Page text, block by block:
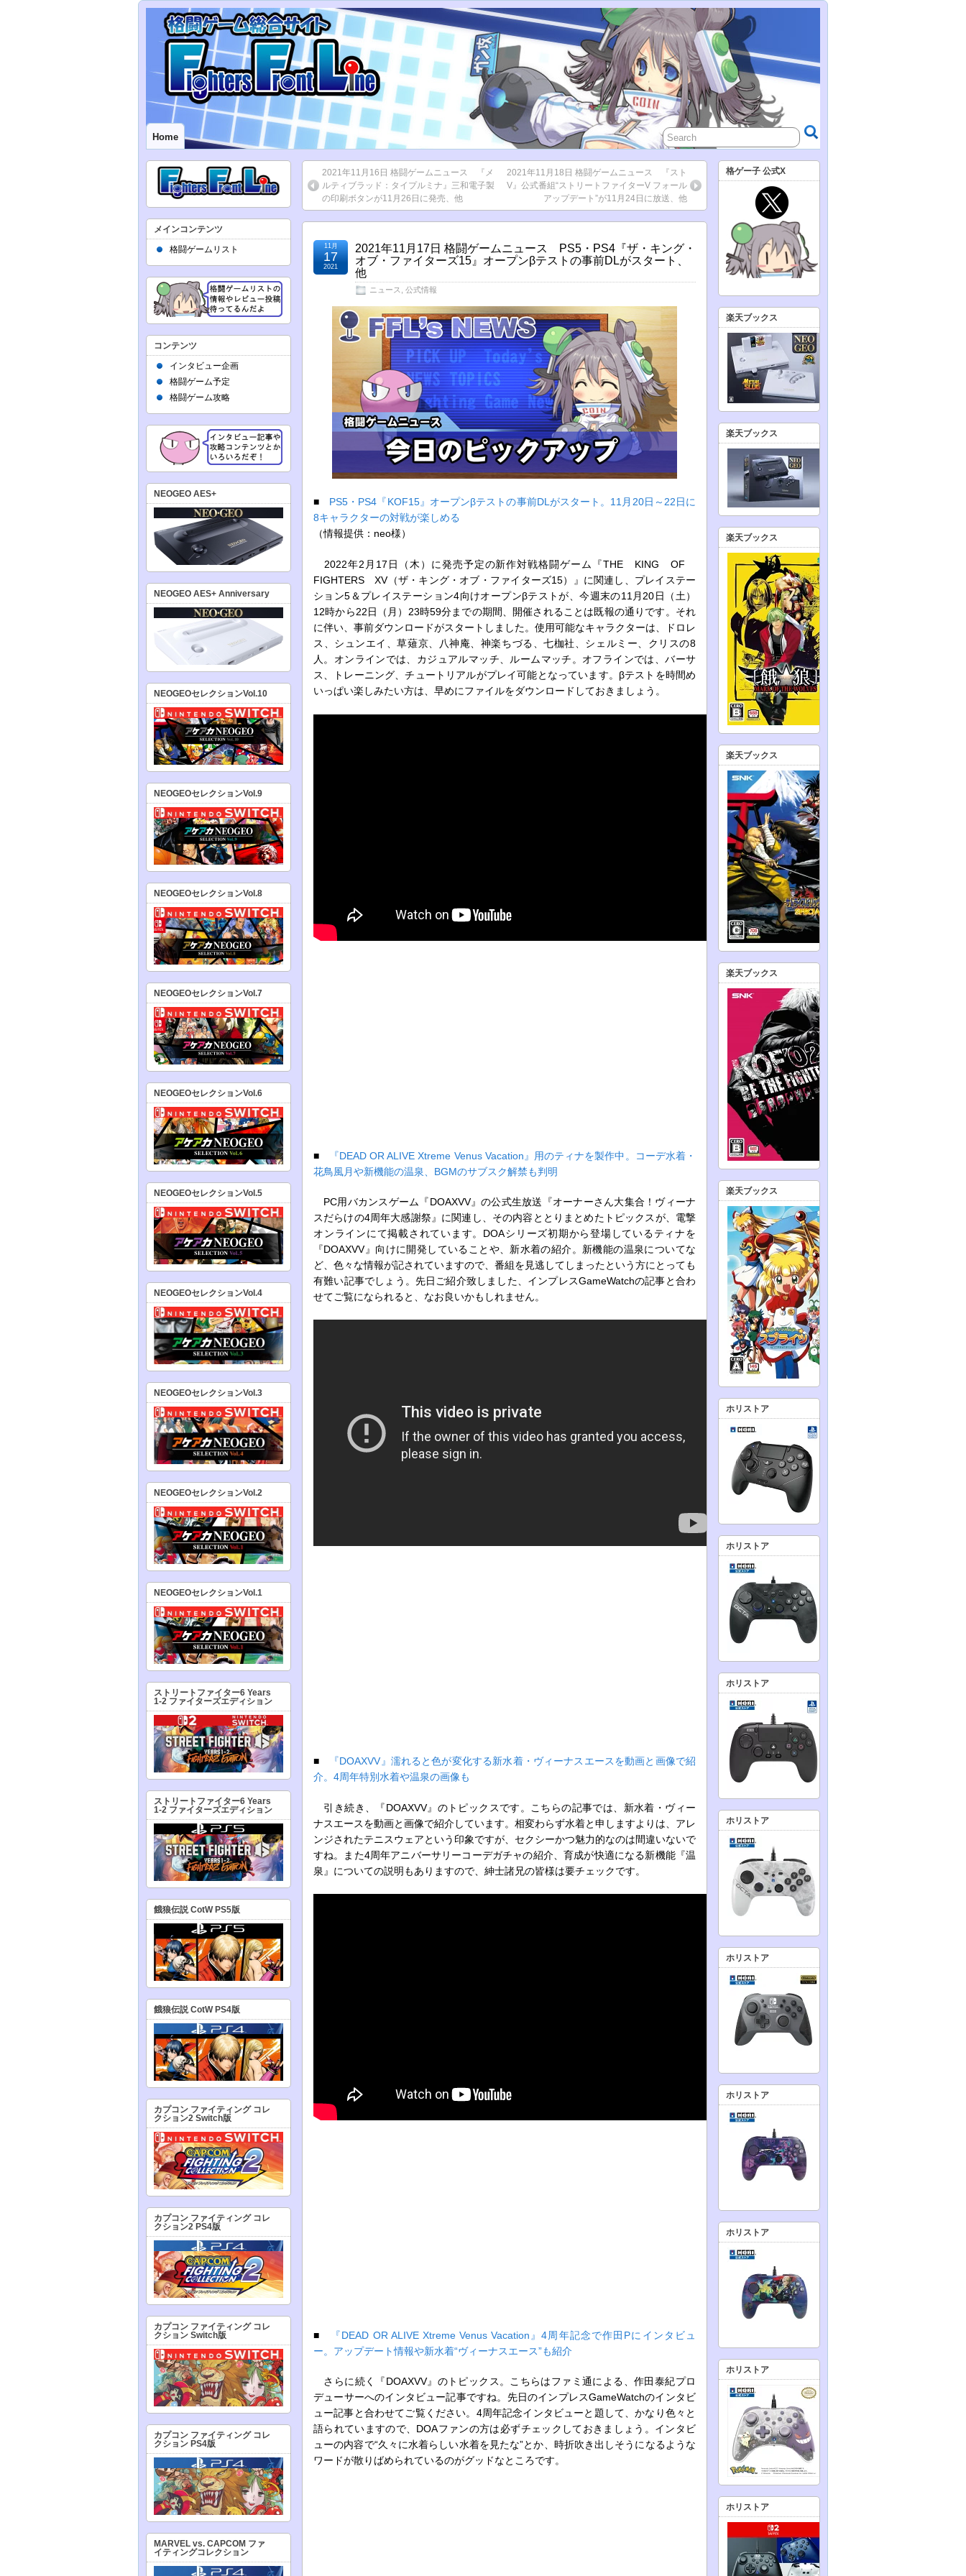
Home
2021年11月16日 格闘ゲームニュース 『メ
ルティブラッド：タイプルミナ』三和電子製
の印刷ボタンが11月26日に発売、他
2021年11月18日 格闘ゲームニュース 『スト
V』公式番組“ストリートファイターV フォール
アップデート”が11月24日に放送、他
2021年11月17日 格闘ゲームニュース PS5・PS4『ザ・キング・
オブ・ファイターズ15』オープンβテストの事前DLがスタート、
他
ニュース 公式情報
11月
17
2021
■ PS5・PS4『KOF15』オープンβテストの事前DLがスタート。11月20日～22日に
8キャラクターの対戦が楽しめる
（情報提供：neo様）
2022年2月17日（木）に発売予定の新作対戦格闘ゲーム『THE KING OF
FIGHTERS XV（ザ・キング・オブ・ファイターズ15）』に関連し、プレイステー
ション5＆プレイステーション4向けオープンβテストが、今週末の11月20日（土）
12時から22日（月）23時59分までの期間、開催されることは既報の通りです。それ
に伴い、事前ダウンロードがスタートしました。使用可能なキャラクターは、ドロレ
ス、シュンエイ、草薙京、八神庵、神楽ちづる、七枷社、シェルミー、クリスの8
人。オンラインでは、カジュアルマッチ、ルームマッチ。オフラインでは、バーサ
ス、トレーニング、チュートリアルがプレイ可能となっています。βテストを時間め
いっぱい楽しみたい方は、早めにファイルをダウンロードしておきましょう。
■
『DEAD OR ALIVE Xtreme Venus Vacation』用のティナを製作中。コーデ水着・
花鳥風月や新機能の温泉、BGMのサブスク解禁も判明
PC用バカンスゲーム『DOAXVV』の公式生放送『オーナーさん大集合！ヴィーナ
スだらけの4周年大感謝祭』に関連し、その内容ととりまとめたトピックスが、電撃
オンラインにて掲載されています。DOAシリーズ初期から登場しているティナを
『DOAXVV』向けに開発していることや、新水着の紹介。新機能の温泉についてな
ど、色々な情報が記されていますので、番組を見逃してしまったという方にとっても
有難い記事でしょう。先日ご紹介致しました、インプレスGameWatchの記事と合わ
せてご覧になられると、なお良いかもしれません。
■
『DOAXVV』濡れると色が変化する新水着・ヴィーナスエースを動画と画像で紹
介。4周年特別水着や温泉の画像も
引き続き、『DOAXVV』のトピックスです。こちらの記事では、新水着・ヴィー
ナスエースを動画と画像で紹介しています。相変わらず水着と申しますよりは、アレ
ンジされたテニスウェアという印象ですが、セクシーかつ魅力的なのは間違いないで
すね。また4周年アニバーサリーコーデガチャの紹介、育成が快適になる新機能『温
泉』についての説明もありますので、紳士諸兄の皆様は要チェックです。
■
『DEAD OR ALIVE Xtreme Venus Vacation』4周年記念で作田Pにインタビュ
ー。アップデート情報や新水着“ヴィーナスエース”も紹介
さらに続く『DOAXVV』のトピックス。こちらはファミ通による、作田泰紀プロ
デューサーへのインタビュー記事ですね。先日のインプレスGameWatchのインタビ
ュー記事と合わせてご覧ください。4周年記念インタビューと題して、かなり色々と
語られていますので、DOAファンの方は必ずチェックしておきましょう。インタビ
ューの内容で“久々に水着らしい水着を見たな”とか、時折吹き出しそうになるような
ワードが散りばめられているのがグッドなところです。
メインコンテンツ
格闘ゲームリスト
コンテンツ
インタビュー企画
格闘ゲーム予定
格闘ゲーム攻略
NEOGEO AES+
NEOGEO AES+ Anniversary
NEOGEOセレクションVol.10
NEOGEOセレクションVol.9
NEOGEOセレクションVol.8
NEOGEOセレクションVol.7
NEOGEOセレクションVol.6
NEOGEOセレクションVol.5
NEOGEOセレクションVol.4
NEOGEOセレクションVol.3
NEOGEOセレクションVol.2
NEOGEOセレクションVol.1
ストリートファイター6 Years
1-2 ファイターズエディション
ストリートファイター6 Years
1-2 ファイターズエディション
餓狼伝説 CotW PS5版
餓狼伝説 CotW PS4版
カプコン ファイティング コレ
クション2 Switch版
カプコン ファイティング コレ
クション2 PS4版
カプコン ファイティング コレ
クション Switch版
カプコン ファイティング コレ
クション PS4版
MARVEL vs. CAPCOM ファ
イティングコレクション
格ゲー子 公式X
楽天ブックス
楽天ブックス
楽天ブックス
楽天ブックス
楽天ブックス
楽天ブックス
ホリストア
ホリストア
ホリストア
ホリストア
ホリストア
ホリストア
ホリストア
ホリストア
ホリストア